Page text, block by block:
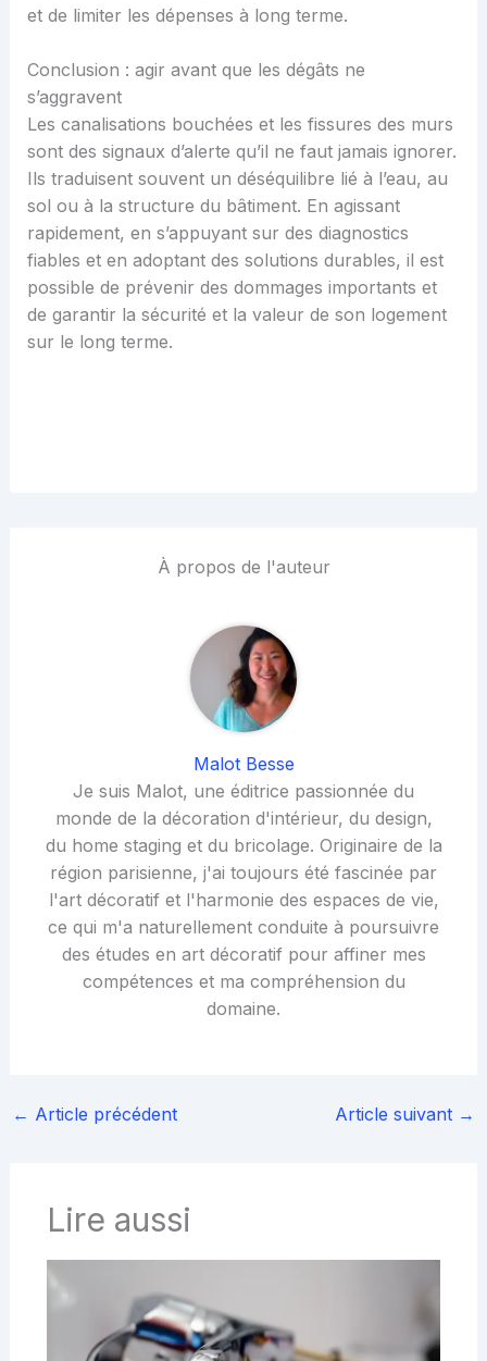
et de limiter les dépenses à long terme.
Conclusion : agir avant que les dégâts ne
s’aggravent
Les canalisations bouchées et les fissures des murs
sont des signaux d’alerte qu’il ne faut jamais ignorer.
Ils traduisent souvent un déséquilibre lié à l’eau, au
sol ou à la structure du bâtiment. En agissant
rapidement, en s’appuyant sur des diagnostics
fiables et en adoptant des solutions durables, il est
possible de prévenir des dommages importants et
de garantir la sécurité et la valeur de son logement
sur le long terme.
À propos de l'auteur
Malot Besse
Je suis Malot, une éditrice passionnée du
monde de la décoration d'intérieur, du design,
du home staging et du bricolage. Originaire de la
région parisienne, j'ai toujours été fascinée par
l'art décoratif et l'harmonie des espaces de vie,
ce qui m'a naturellement conduite à poursuivre
des études en art décoratif pour affiner mes
compétences et ma compréhension du
domaine.
← Article précédent Article suivant →
Lire aussi